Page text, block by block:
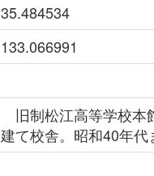
35.484534
133.066991
旧制松江高等学校本
建て校舎。昭和40年代